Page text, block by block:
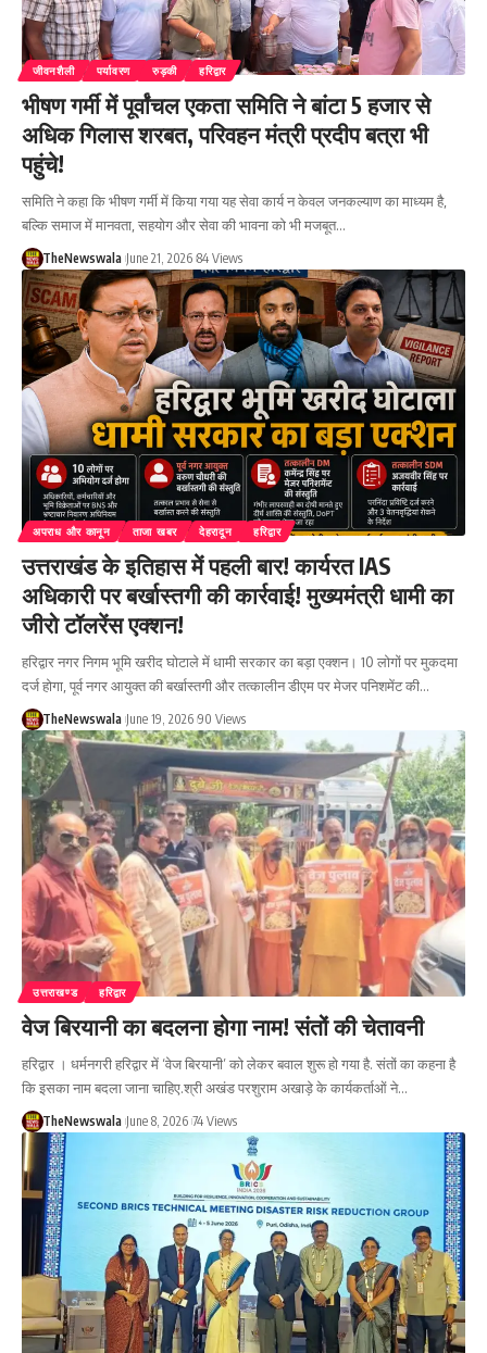
जीवनशैली पर्यावरण रुड़की हरिद्वार
भीषण गर्मी में पूर्वांचल एकता समिति ने बांटा 5 हजार से
अधिक गिलास शरबत, परिवहन मंत्री प्रदीप बत्रा भी
पहुंचे!
समिति ने कहा कि भीषण गर्मी में किया गया यह सेवा कार्य न केवल जनकल्याण का माध्यम है,
बल्कि समाज में मानवता, सहयोग और सेवा की भावना को भी मजबूत…
TheNewswala June 21, 2026 84 Views
अपराध और कानून ताजा खबर देहरादून हरिद्वार
उत्तराखंड के इतिहास में पहली बार! कार्यरत IAS
अधिकारी पर बर्खास्तगी की कार्रवाई! मुख्यमंत्री धामी का
जीरो टॉलरेंस एक्शन!
हरिद्वार नगर निगम भूमि खरीद घोटाले में धामी सरकार का बड़ा एक्शन। 10 लोगों पर मुकदमा
दर्ज होगा, पूर्व नगर आयुक्त की बर्खास्तगी और तत्कालीन डीएम पर मेजर पनिशमेंट की…
TheNewswala June 19, 2026 90 Views
उत्तराखण्ड हरिद्वार
वेज बिरयानी का बदलना होगा नाम! संतों की चेतावनी
हरिद्वार । धर्मनगरी हरिद्वार में ‘वेज बिरयानी’ को लेकर बवाल शुरू हो गया है. संतों का कहना है
कि इसका नाम बदला जाना चाहिए.श्री अखंड परशुराम अखाड़े के कार्यकर्ताओं ने…
TheNewswala June 8, 2026 74 Views